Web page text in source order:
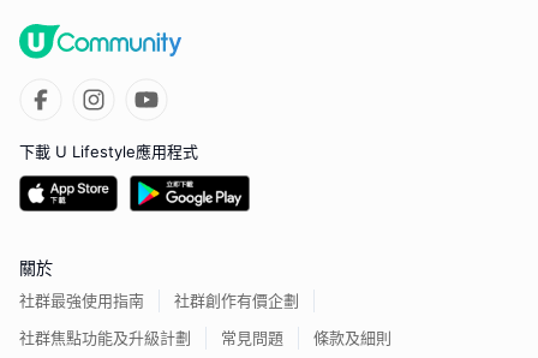
下載 U Lifestyle應用程式
關於
社群最強使用指南
社群創作有價企劃
社群焦點功能及升級計劃
常見問題 條款及細則